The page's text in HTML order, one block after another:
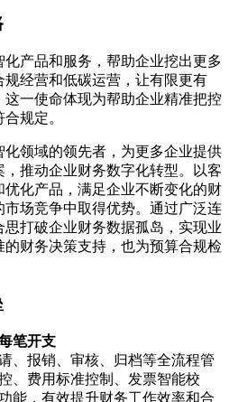
产品和服务，帮助企业挖出更多
经营和低碳运营，让有限更有
一使命体现为帮助企业精准把控
规定。
领域的领先者，为更多企业提供
推动企业财务数字化转型。以客
优化产品，满足企业不断变化的财
场竞争中取得优势。通过广泛连
打破企业财务数据孤岛，实现业
财务决策支持，也为预算合规检
笔开支
、报销、审核、归档等全流程管
、费用标准控制、发票智能校
能，有效提升财务工作效率和合